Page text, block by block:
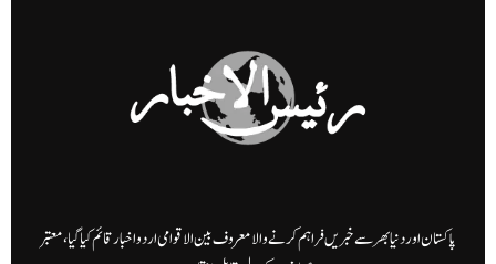
پاکستان اور دنیا بھر سے خبریں فراہم کرنے والا معروف بین الاقوامی اردو اخبار قائم کیا گیا، معتبر